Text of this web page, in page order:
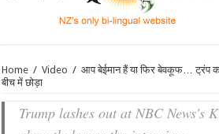
Home / Video / आप बेईमान हैं या फिर बेवकूफ… ट्रंप का
बीच में छोड़ा
Trump lashes out at NBC News's